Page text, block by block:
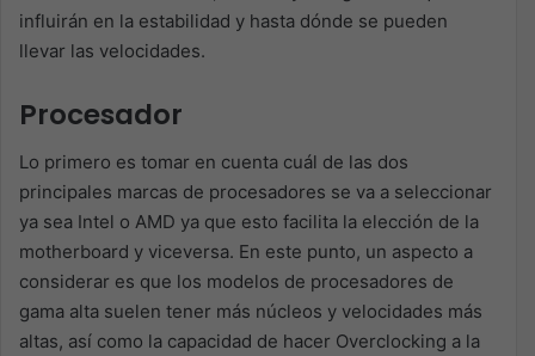
influirán en la estabilidad y hasta dónde se pueden
llevar las velocidades.
Procesador
Lo primero es tomar en cuenta cuál de las dos
principales marcas de procesadores se va a seleccionar
ya sea Intel o AMD ya que esto facilita la elección de la
motherboard y viceversa. En este punto, un aspecto a
considerar es que los modelos de procesadores de
gama alta suelen tener más núcleos y velocidades más
altas, así como la capacidad de hacer Overclocking a la